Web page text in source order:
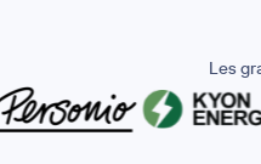
Les